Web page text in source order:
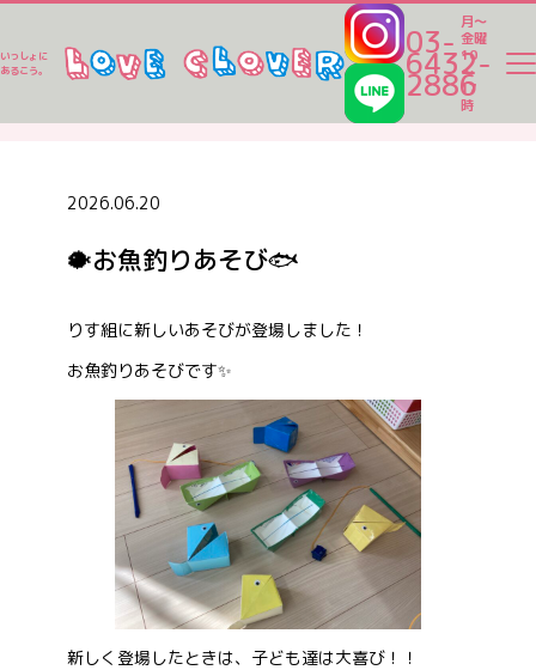
いっしょに
あるこう。
03-
6432-
2886
月～
金曜
10
～
17
時
一時保育
家事代行
認可保育園一覧
お問い合わせ
2026.06.20
🐡お魚釣りあそび🐟
りす組に新しいあそびが登場しました！
お魚釣りあそびです✨
新しく登場したときは、子ども達は大喜び！！